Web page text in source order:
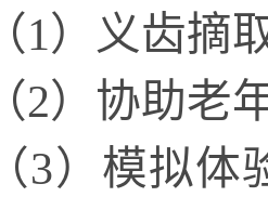
义齿摘取
协助老年
模拟体验